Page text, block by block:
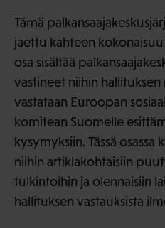
Tämä
jaettu kahteen
osa sisältää
vastineet niihin
vastataan Euroopan
komitean Suomelle
kysymyksiin. Tässä
niihin artiklakohtaisiin
tulkintoihin ja olennaisiin
hallituksen vastauksista